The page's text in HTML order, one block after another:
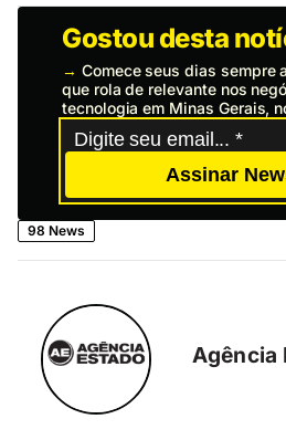
Gostou desta
→ Comece seus dias sempre
que rola de relevante nos
tecnologia em Minas Gerais,
Assinar
98 News
Agência